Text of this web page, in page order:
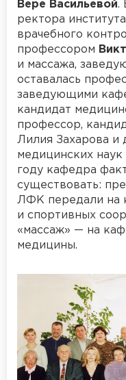
Вере Васильевой.
ректора
врачебного
профессором
и массажа,
оставалась
заведующими
кандидат
профессор,
Лилия Захарова и
медицинских наук
году кафедра
существовать:
ЛФК передали на
и спортивных
«массаж» — на
медицины.